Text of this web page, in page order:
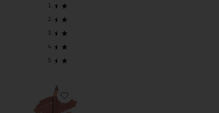
Favorite SUPERNUDES LIP CHEAT DUO リップライナ